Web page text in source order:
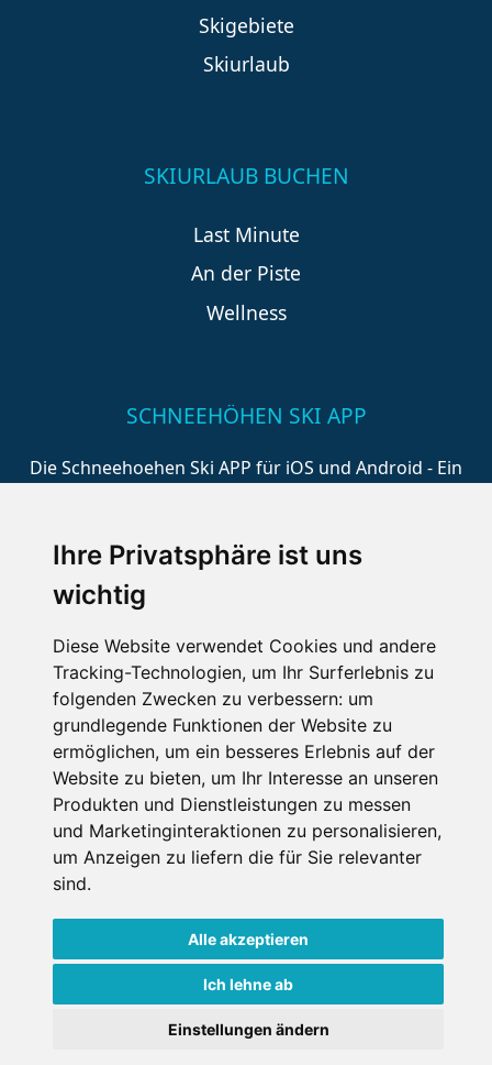
Ihre Privatsphäre ist uns
wichtig
Diese Website verwendet Cookies und andere
Tracking-Technologien, um Ihr Surferlebnis zu
folgenden Zwecken zu verbessern: um
grundlegende Funktionen der Website zu
ermöglichen, um ein besseres Erlebnis auf der
Website zu bieten, um Ihr Interesse an unseren
Produkten und Dienstleistungen zu messen
und Marketinginteraktionen zu personalisieren,
um Anzeigen zu liefern die für Sie relevanter
sind.
Alle akzeptieren
Ich lehne ab
Einstellungen ändern
Skigebiete
Skiurlaub
SKIURLAUB BUCHEN
Last Minute
An der Piste
Wellness
SCHNEEHÖHEN SKI APP
Die Schneehoehen Ski APP für iOS und Android - Ein
Impressum
Datenschutz
Nutzungsbedingungen
Kontakt
Partner
Portale
FAQ Newsletter Mediadaten
Copyright ©2026 Schneemenschen GmbH
& die Natur genießen!Jetzt Angebote entdecken!